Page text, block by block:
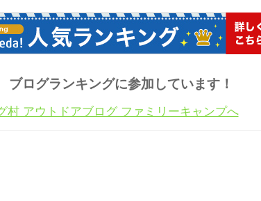
ブログランキングに参加しています！